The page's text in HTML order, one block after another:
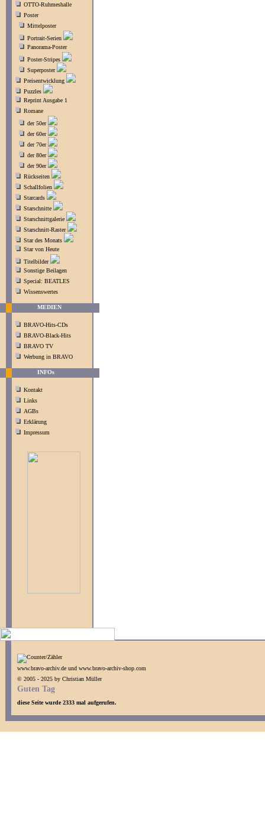
OTTO-Ruhmeshalle
Poster
Mittelposter
Portrait-Serien
Panorama-Poster
Poster-Stripes
Superposter
Preisentwicklung
Puzzles
Reprint Ausgabe 1
Romane
der 50er
der 60er
der 70er
der 80er
der 90er
Rückseiten
Schallfolien
Starcards
Starschnitte
Starschnittgalerie
Starschnitt-Raster
Star des Monats
Star von Heute
Titelbilder
Sonstige Beilagen
Special: BEATLES
Wissenswertes
MEDIEN
BRAVO-Hits-CDs
BRAVO-Black-Hits
BRAVO TV
Werbung in BRAVO
INFOs
Kontakt
Links
AGBs
Erklärung
Impressum
www.bravo-archiv.de und www.bravo-archiv-shop.com
© 2005 - 2025 by Christian Müller
Guten Tag
diese Seite wurde 2333 mal aufgerufen.